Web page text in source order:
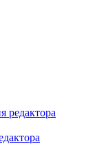
редактора